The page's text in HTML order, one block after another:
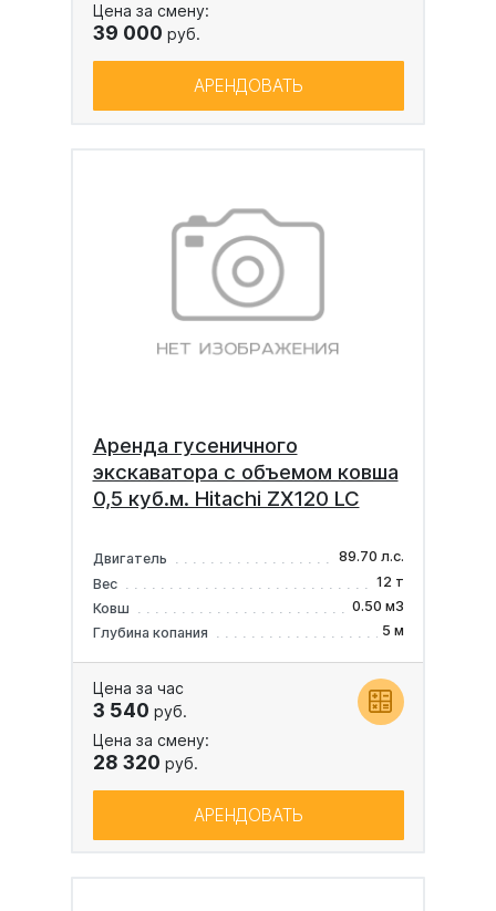
Цена за смену:
39 000 руб.
АРЕНДОВАТЬ
Аренда гусеничного
экскаватора с объемом ковша
0,5 куб.м. Hitachi ZX120 LC
Двигатель
89.70 л.с.
Вес
12 т
Ковш
0.50 м3
Глубина копания
5 м
Цена за час
3 540 руб.
Цена за смену:
28 320 руб.
АРЕНДОВАТЬ